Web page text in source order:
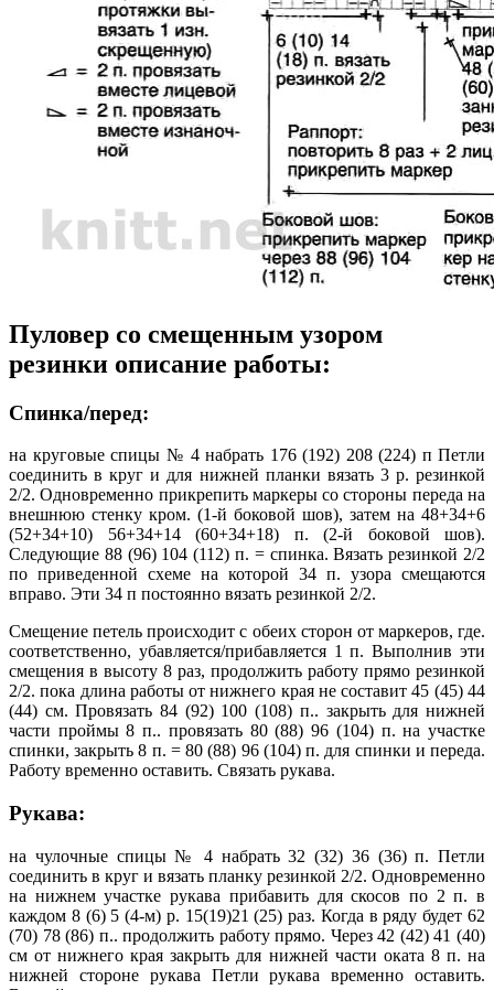
Пуловер со смещенным узором
резинки описание работы:
Спинка/перед:
на круговые спицы № 4 набрать 176 (192) 208 (224) п Петли
соединить в круг и для нижней планки вязать 3 р. резинкой
2/2. Одновременно прикрепить маркеры со стороны переда на
внешнюю стенку кром. (1-й боковой шов), затем на 48+34+6
(52+34+10) 56+34+14 (60+34+18) п. (2-й боковой шов).
Следующие 88 (96) 104 (112) п. = спинка. Вязать резинкой 2/2
по приведенной схеме на которой 34 п. узора смещаются
вправо. Эти 34 п постоянно вязать резинкой 2/2.
Смещение петель происходит с обеих сторон от маркеров, где.
соответственно, убавляется/прибавляется 1 п. Выполнив эти
смещения в высоту 8 раз, продолжить работу прямо резинкой
2/2. пока длина работы от нижнего края не составит 45 (45) 44
(44) см. Провязать 84 (92) 100 (108) п.. закрыть для нижней
части проймы 8 п.. провязать 80 (88) 96 (104) п. на участке
спинки, закрыть 8 п. = 80 (88) 96 (104) п. для спинки и переда.
Работу временно оставить. Связать рукава.
Рукава:
на чулочные спицы № 4 набрать 32 (32) 36 (36) п. Петли
соединить в круг и вязать планку резинкой 2/2. Одновременно
на нижнем участке рукава прибавить для скосов по 2 п. в
каждом 8 (6) 5 (4-м) р. 15(19)21 (25) раз. Когда в ряду будет 62
(70) 78 (86) п.. продолжить работу прямо. Через 42 (42) 41 (40)
см от нижнего края закрыть для нижней части оката 8 п. на
нижней стороне рукава Петли рукава временно оставить.